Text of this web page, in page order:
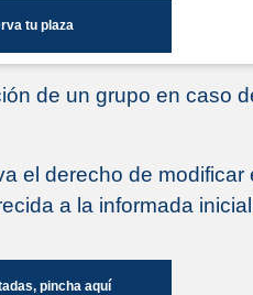
tu plaza
de un grupo en caso
el derecho de
a la informada
pincha aquí